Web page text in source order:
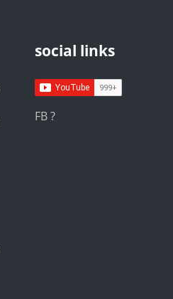
social links
FB ?